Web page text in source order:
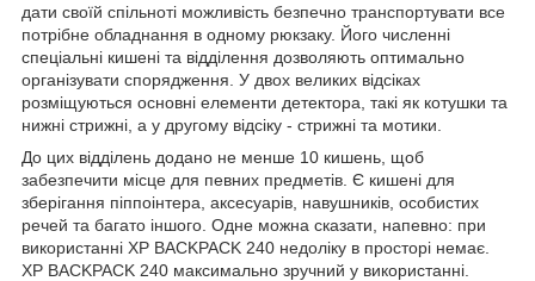
дати своїй спільноті можливість безпечно транспортувати все
потрібне обладнання в одному рюкзаку. Його численні
спеціальні кишені та відділення дозволяють оптимально
організувати спорядження. У двох великих відсіках
розміщуються основні елементи детектора, такі як котушки та
нижні стрижні, а у другому відсіку - стрижні та мотики.
До цих відділень додано не менше 10 кишень, щоб
забезпечити місце для певних предметів. Є кишені для
зберігання піппоінтера, аксесуарів, навушників, особистих
речей та багато іншого. Одне можна сказати, напевно: при
використанні XP BACKPACK 240 недоліку в просторі немає.
XP BACKPACK 240 максимально зручний у використанні.